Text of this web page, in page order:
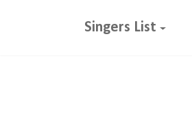
Singers List